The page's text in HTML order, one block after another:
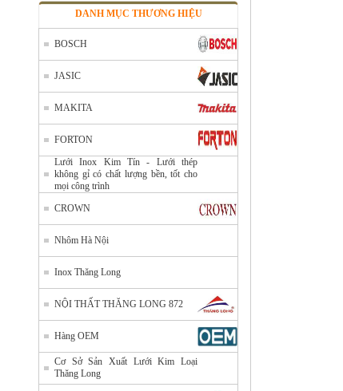
DANH MỤC THƯƠNG HIỆU
BOSCH
JASIC
MAKITA
FORTON
Lưới Inox Kim Tín - Lưới thép
không gỉ có chất lượng bền, tốt cho
mọi công trình
CROWN
Nhôm Hà Nội
Inox Thăng Long
NỘI THẤT THĂNG LONG 872
Hàng OEM
Cơ Sở Sản Xuất Lưới Kim Loại
Thăng Long
Bán lưới inox tại Hà Nội
Mã SP: Banluoiinoxtaihanoi